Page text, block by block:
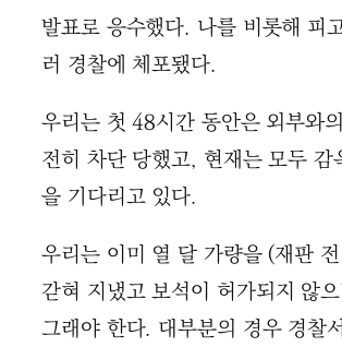
발표로 응수했다. 나를 비롯해 피
러 경찰에 체포됐다.
우리는 첫 48시간 동안은 외부와
전히 차단 당했고, 현재는 모두 감
을 기다리고 있다.
우리는 이미 열 달 가량을 (재판
갇혀 지냈고 보석이 허가되지 않
그래야 한다. 대부분의 경우 경찰